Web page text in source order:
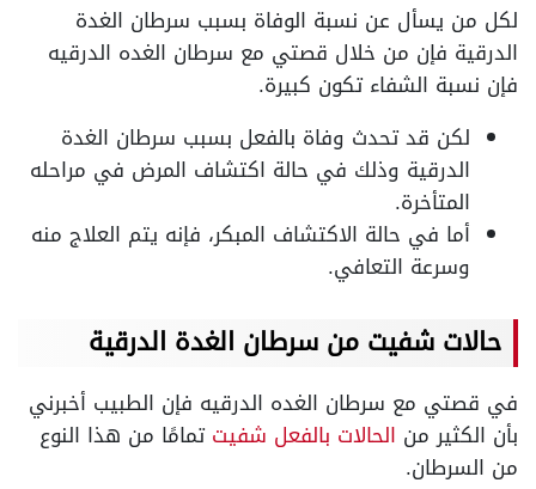
لكل من يسأل عن نسبة الوفاة بسبب سرطان الغدة
الدرقية فإن من خلال قصتي مع سرطان الغده الدرقيه
فإن نسبة الشفاء تكون كبيرة.
لكن قد تحدث وفاة بالفعل بسبب سرطان الغدة
الدرقية وذلك في حالة اكتشاف المرض في مراحله
المتأخرة.
أما في حالة الاكتشاف المبكر، فإنه يتم العلاج منه
وسرعة التعافي.
حالات شفيت من سرطان الغدة الدرقية
في قصتي مع سرطان الغده الدرقيه فإن الطبيب أخبرني
بأن الكثير من الحالات بالفعل شفيت تمامًا من هذا النوع
من السرطان.